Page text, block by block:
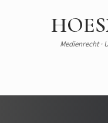
Medienrecht ·